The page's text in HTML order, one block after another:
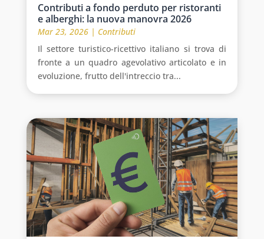
Contributi a fondo perduto per ristoranti
e alberghi: la nuova manovra 2026
Mar 23, 2026| Contributi
Il settore turistico-ricettivo italiano si trova di
fronte a un quadro agevolativo articolato e in
evoluzione, frutto dell'intreccio tra...